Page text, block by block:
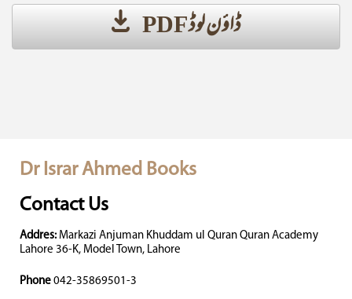
ڈاؤن لوڈ PDF
Dr Israr Ahmed Books
Contact Us
Addres: Markazi Anjuman Khuddam ul Quran Quran Academy
Lahore 36-K, Model Town, Lahore
Phone 042-35869501-3